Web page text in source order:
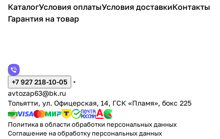
КаталогУсловия оплатыУсловия доставкиКонтакты
Гарантия на товар
+7 927 218-10-05
avtozap63@bk.ru
Тольятти, ул. Офицерская, 14, ГСК «Пламя», бокс 225
Политика в области обработки персональных данных
Соглашение на обработку персональных данных